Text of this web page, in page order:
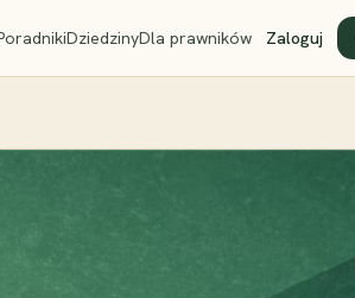
DziedzinyDla prawników Zaloguj